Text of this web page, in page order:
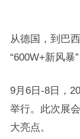
从德国，到巴
“600W+新风暴”
9月6日-8日，
举行。此次展
大亮点。